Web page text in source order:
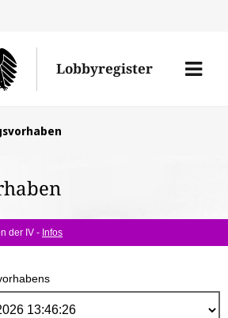
Lobbyregister
Menü
der IV - Infos